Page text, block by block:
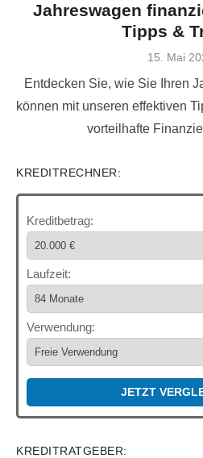
Jahreswagen
Tipps &
15. Mai
Entdecken Sie, wie Sie Ihren
können mit unseren effektiven
vorteilhafte
KREDITRECHNER:
Kreditbetrag:
Laufzeit:
Verwendung:
JETZT
KREDITRATGEBER: